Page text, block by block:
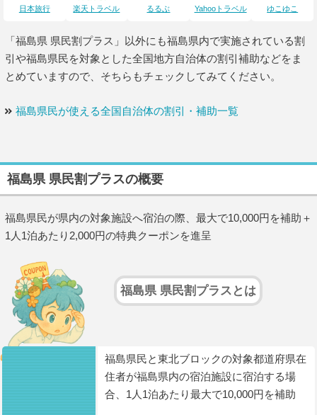
日本旅行 楽天トラベル るるぶ Yahooトラベル ゆこゆこ
「福島県 県民割プラス」以外にも福島県内で実施されている割
引や福島県民を対象とした全国地方自治体の割引補助などをま
とめていますので、そちらもチェックしてみてください。
福島県民が使える全国自治体の割引・補助一覧
福島県 県民割プラスの概要
福島県民が県内の対象施設へ宿泊の際、最大で10,000円を補助＋
1人1泊あたり2,000円の特典クーポンを進呈
福島県 県民割プラスとは
福島県民と東北ブロックの対象都道府県在
住者が福島県内の宿泊施設に宿泊する場
合、1人1泊あたり最大で10,000円を補助